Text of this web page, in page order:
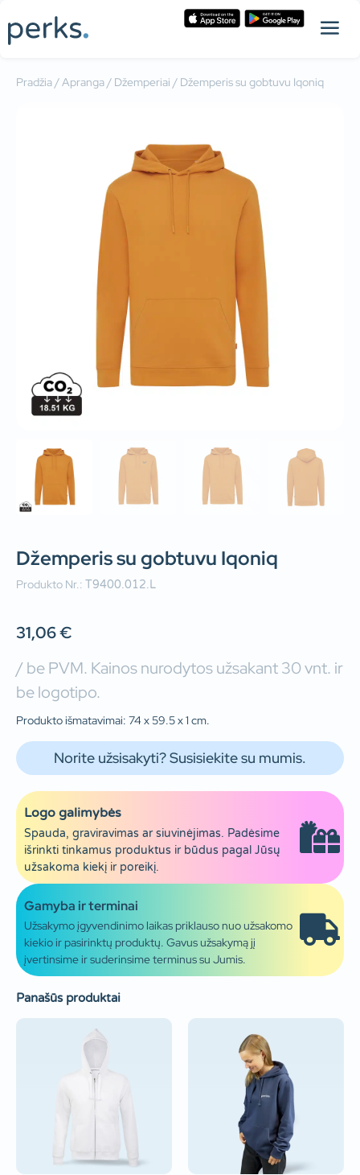
Pradžia/Apranga/ Džemperiai / Džemperis su gobtuvu Iqoniq
Džemperis su gobtuvu Iqoniq
Produkto Nr.: T9400.012.L
31,06€
/ be PVM. Kainos nurodytos užsakant 30 vnt. ir
be logotipo.
Produkto išmatavimai: 74 x 59.5 x 1 cm.
Norite užsisakyti? Susisiekite su mumis.
Logo galimybės
Spauda, graviravimas ar siuvinėjimas. Padėsime
išrinkti tinkamus produktus ir būdus pagal Jūsų
užsakoma kiekį ir poreikį.
Gamyba ir terminai
Užsakymo įgyvendinimo laikas priklauso nuo užsakomo
kiekio ir pasirinktų produktų. Gavus užsakymą jį
įvertinsime ir suderinsime terminus su Jumis.
Panašūs produktai